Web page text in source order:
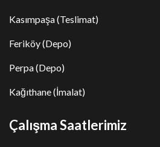
Kasımpaşa (Teslimat)
Feriköy (Depo)
Perpa (Depo)
Kağıthane (İmalat)
Çalışma Saatlerimiz